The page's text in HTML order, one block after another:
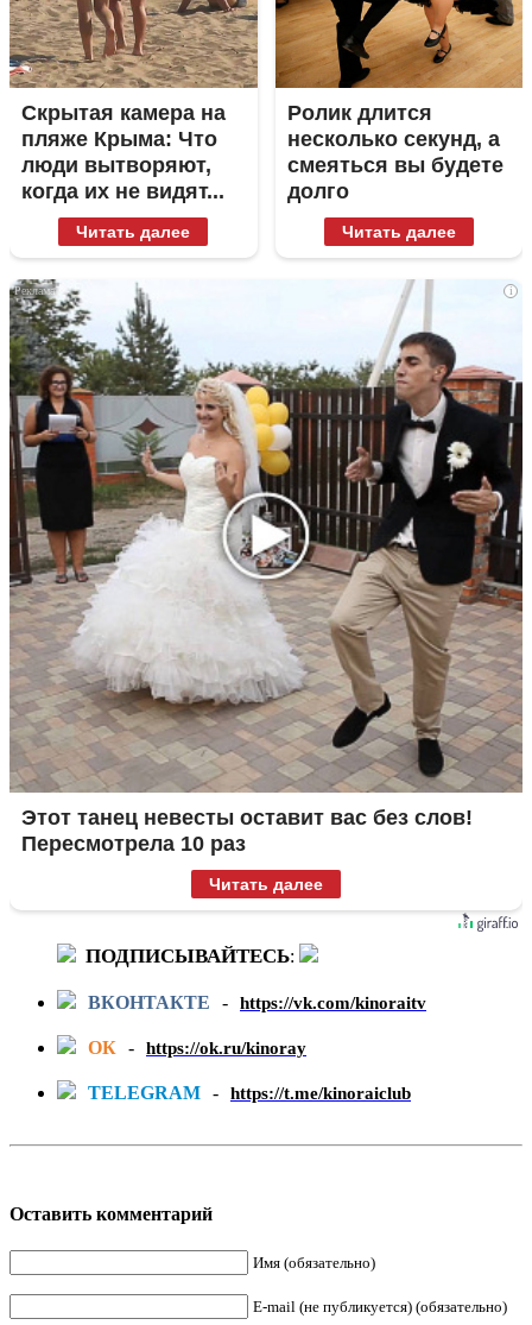
Скрытая камера на
пляже Крыма: Что
люди вытворяют,
когда их не видят...
Читать далее
Ролик длится
несколько секунд, а
смеяться вы будете
долго
Читать далее
i
Этот танец невесты оставит вас без слов!
Пересмотрела 10 раз
Читать далее
ПОДПИСЫВАЙТЕСЬ:
ВКОНТАКТЕ - https://vk.com/kinoraitv
ОК - https://ok.ru/kinoray
TELEGRAM - https://t.me/kinoraiclub
Оставить комментарий
Имя (обязательно)
E-mail (не публикуется) (обязательно)